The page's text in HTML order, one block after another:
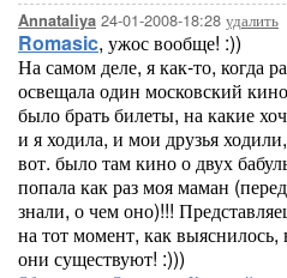
Annataliya 24-01-2008-18:28 удалить
Romasic, ужос вообще! :))
На самом деле, я как-то, когда
освещала один московский
было брать билеты, на какие
и я ходила, и мои друзья
вот. было там кино о двух
попала как раз моя маман
знали, о чем оно)!!!
на тот момент, как выяснилось,
они существуют! :)))